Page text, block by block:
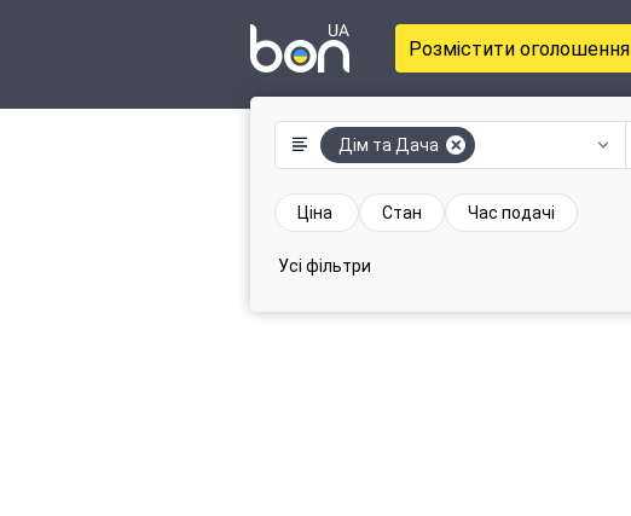
Розмістити оголошення
Дім та Дача
Ціна Стан Час подачі
Усі фільтри